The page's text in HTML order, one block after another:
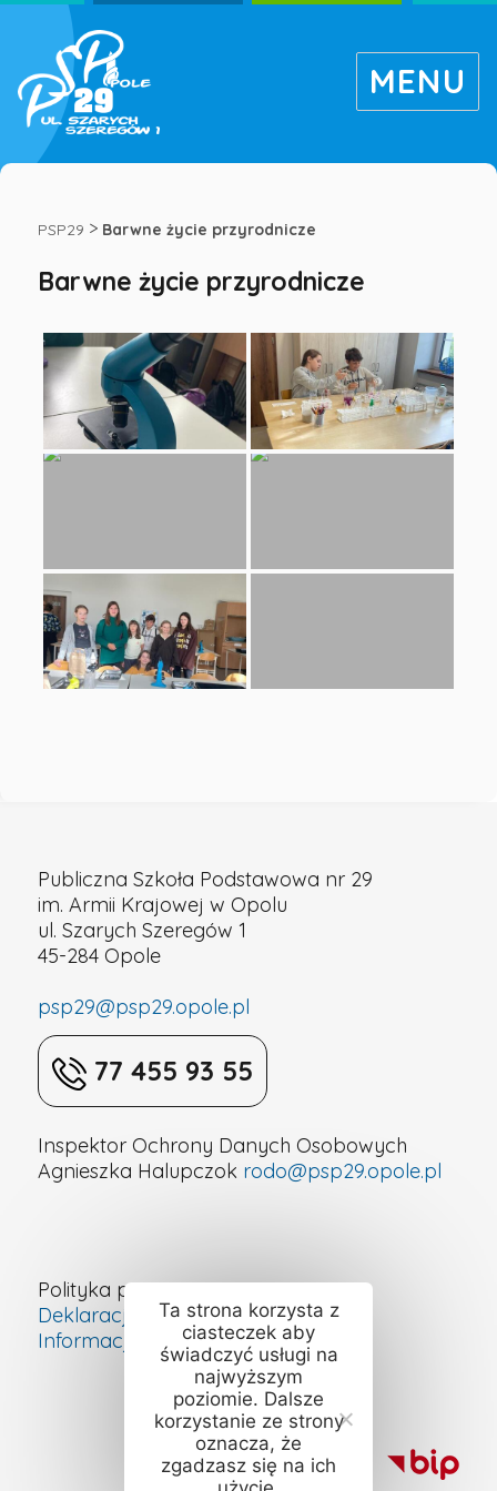
Barwne
życie
przyrodnicze
Publiczna
Szkoła
nr
29
MENU
PSP29 > Barwne życie przyrodnicze
Barwne życie przyrodnicze
Publiczna Szkoła Podstawowa nr 29
im. Armii Krajowej w Opolu
ul. Szarych Szeregów 1
45-284 Opole
psp29@psp29.opole.pl
77 455 93 55
Inspektor Ochrony Danych Osobowych
Agnieszka Halupczok rodo@psp29.opole.pl
Polityka prywatności
Deklaracja dostępności cyfrowej
Informacje o szkole – ETR
Ta strona korzysta z
ciasteczek aby
świadczyć usługi na
najwyższym
poziomie. Dalsze
korzystanie ze strony
oznacza, że
zgadzasz się na ich